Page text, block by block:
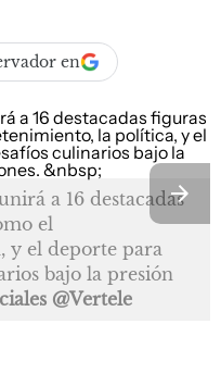
en
a 16 destacadas
el
y el deporte para
bajo la presión
@Vertele